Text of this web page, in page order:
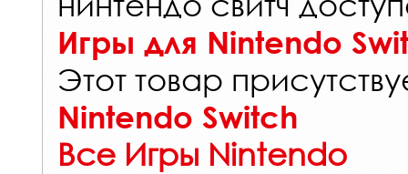
Игры для Nintendo
Этот товар
Nintendo Switch
Все Игры Nintendo